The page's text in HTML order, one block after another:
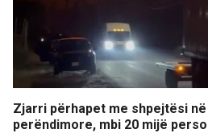
Zjarri përhapet me shpejtësi në
perëndimore, mbi 20 mijë